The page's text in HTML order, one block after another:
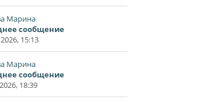
Марина
сообщение
15:13
Марина
сообщение
18:39